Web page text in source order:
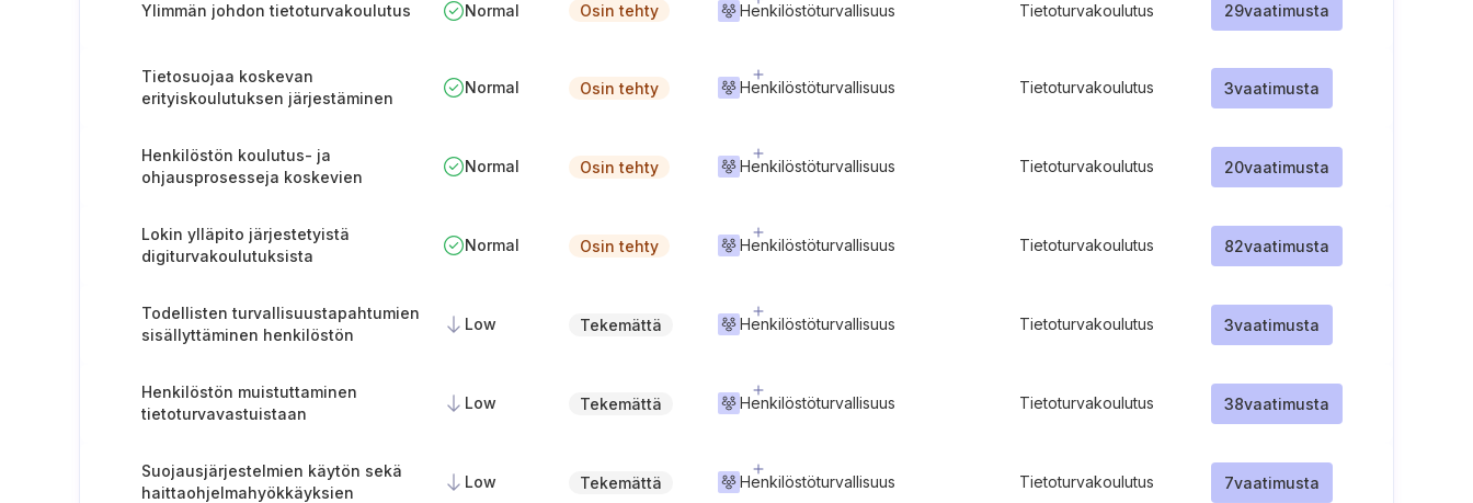
Ylimmän johdon tietoturvakoulutus Normal Osin tehty Henkilöstöturvallisuus Tietoturvakoulutus 29vaatimusta
Tietosuojaa koskevan
erityiskoulutuksen järjestäminen
Normal Osin tehty Henkilöstöturvallisuus Tietoturvakoulutus 3vaatimusta
Henkilöstön koulutus- ja
ohjausprosesseja koskevien
Normal Osin tehty Henkilöstöturvallisuus Tietoturvakoulutus 20vaatimusta
Lokin ylläpito järjestetyistä
digiturvakoulutuksista
Normal Osin tehty Henkilöstöturvallisuus Tietoturvakoulutus 82vaatimusta
Todellisten turvallisuustapahtumien
sisällyttäminen henkilöstön
Low Tekemättä Henkilöstöturvallisuus Tietoturvakoulutus 3vaatimusta
Henkilöstön muistuttaminen
tietoturvavastuistaan
Low Tekemättä Henkilöstöturvallisuus Tietoturvakoulutus 38vaatimusta
Suojausjärjestelmien käytön sekä
haittaohjelmahyökkäyksien
Low Tekemättä Henkilöstöturvallisuus Tietoturvakoulutus 7vaatimusta